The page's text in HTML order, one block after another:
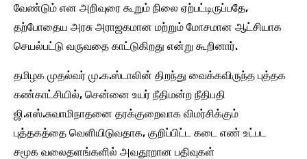
வேண்டும் என அறிவுரை கூறும் நிலை ஏற்பட்டிருப்பதே,
தற்போதைய அரசு அராஜகமான மற்றும் மோசமான ஆட்சியாக
செயல்பட்டு வருவதை காட்டுகிறது என்று கூறினார்.
தமிழக முதல்வர் மு.க.ஸ்டாலின் திறந்து வைக்கவிருந்த புத்தக
கண்காட்சியில், சென்னை உயர் நீதிமன்ற நீதிபதி
ஜி.எஸ்.சுவாமிநாதனை தரக்குறைவாக விமர்சிக்கும்
புத்தகத்தை வெளியிடுவதாக, குறிப்பிட்ட கடை எண் உட்பட
சமூக வலைதளங்களில் அவதூறான பதிவுகள்